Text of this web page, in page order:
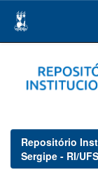
navigation
Repositório
Sergipe - RI/UFS